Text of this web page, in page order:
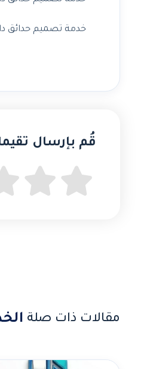
خدمة تصميم حدائق
قُم بإرسال
مقالات ذات صلة